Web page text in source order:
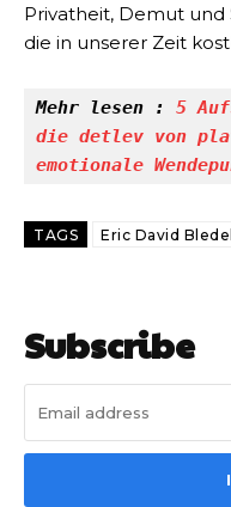
Privatheit, Demut
die in unserer Zeit
Mehr lesen : 5
die detlev von
emotionale
TAGS Eric David Bledel
Subscribe